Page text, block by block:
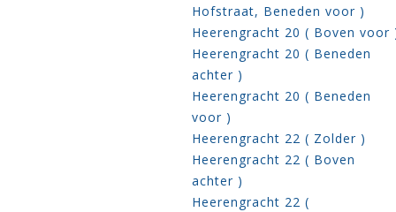
Hofstraat, Beneden voor )
Heerengracht 20 ( Boven voor
Heerengracht 20 ( Beneden
achter )
Heerengracht 20 ( Beneden
voor )
Heerengracht 22 ( Zolder )
Heerengracht 22 ( Boven
achter )
Heerengracht 22 (